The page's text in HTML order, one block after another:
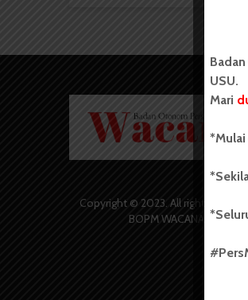
Copyright © 2023. All rights reserved
BOPM WACANA.
USU.
Mari